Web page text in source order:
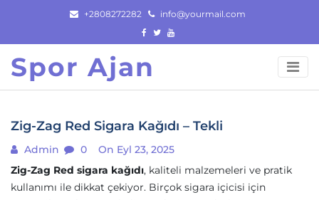
content
+2808272282 info@yourmail.com
Spor Ajan
Zig-Zag Red Sigara Kağıdı – Tekli
Admin 0
On Eyl 23, 2025
Zig-Zag Red sigara kağıdı, kaliteli malzemeleri ve pratik
kullanımı ile dikkat çekiyor. Birçok sigara içicisi için